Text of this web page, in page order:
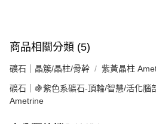
商品相關分類 (5)
礦石｜晶簇/晶柱/骨幹 紫黃晶柱
礦石｜🍇紫色系礦石-頂輪/智慧/活化腦
Ametrine